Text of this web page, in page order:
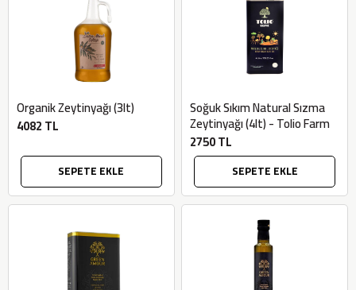
Organik Zeytinyağı (3lt)
4082 TL
SEPETE EKLE
Soğuk Sıkım Natural Sızma
Zeytinyağı (4lt) - Tolio Farm
2750 TL
SEPETE EKLE